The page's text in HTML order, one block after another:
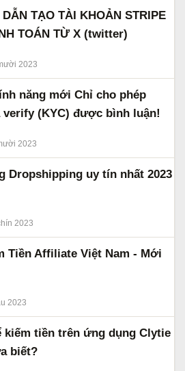
TẠO TÀI KHOẢN STRIPE
TOÁN TỪ X (twitter)
2023
năng mới Chỉ cho phép
(KYC) được bình luận!
2023
Dropshipping uy tín nhất 2023
2023
Tiền Affiliate Việt Nam - Mới
2023
kiếm tiền trên ứng dụng Clytie
biết?